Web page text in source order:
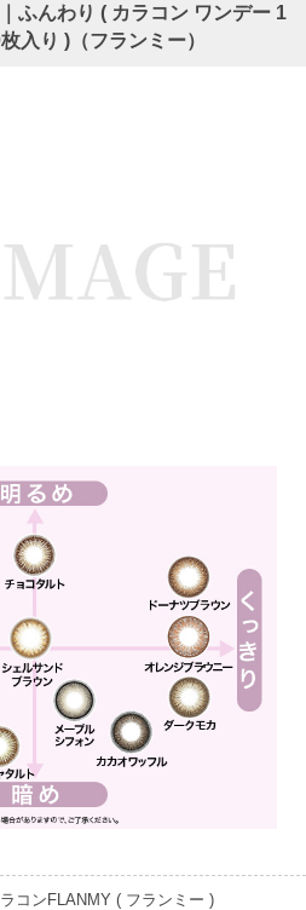
ふんわり ( カラコン ワンデー 1
入り )（フランミー）
コンFLANMY ( フランミー )